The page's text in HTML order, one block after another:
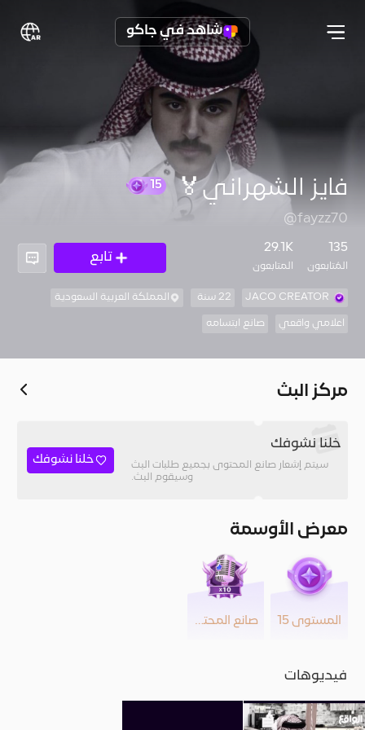
شاهد في جاكو
فايز الشهراني🏅
@fayzz70
135
المُتابعون
29.1K
المتابعون
تابع
JACO CREATOR 22 سنة المملكة العربية السعودية
اعلامي واقعي صانع ابتسامه
مركز البث
خلنا نشوفك
سيتم إشعار صانع المحتوى بجميع طلبات البث
وسيقوم البث.
خلنا نشوفك
معرض الأوسمة
المستوى 15 صانع المحتوى
فيديوهات